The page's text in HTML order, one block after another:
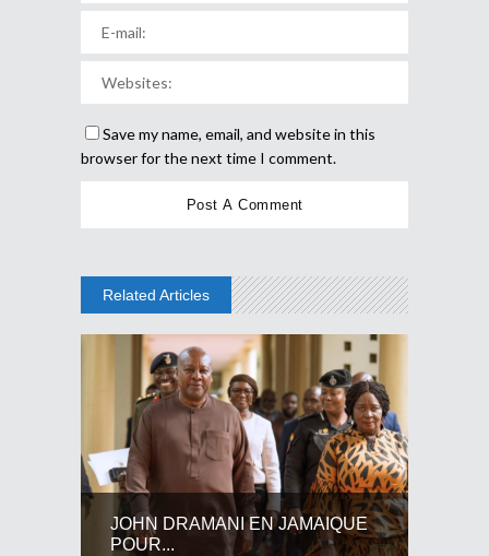
Save my name, email, and website in this
browser for the next time I comment.
Related Articles
JOHN DRAMANI EN JAMAIQUE
POUR...